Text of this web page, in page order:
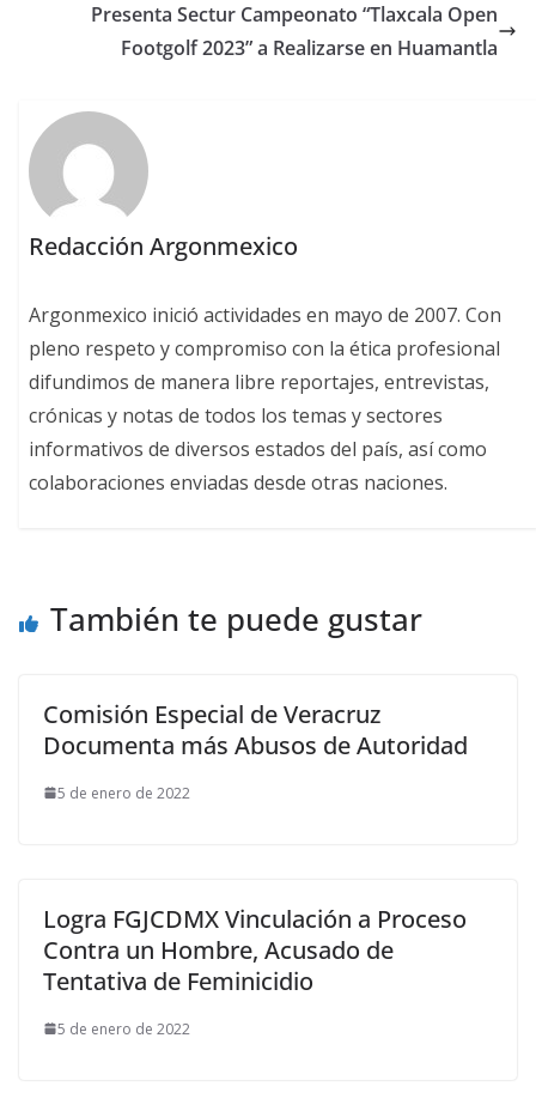
Presenta Sectur Campeonato “Tlaxcala Open
Footgolf 2023” a Realizarse en Huamantla
Redacción Argonmexico
Argonmexico inició actividades en mayo de 2007. Con
pleno respeto y compromiso con la ética profesional
difundimos de manera libre reportajes, entrevistas,
crónicas y notas de todos los temas y sectores
informativos de diversos estados del país, así como
colaboraciones enviadas desde otras naciones.
También te puede gustar
Comisión Especial de Veracruz
Documenta más Abusos de Autoridad
5 de enero de 2022
Logra FGJCDMX Vinculación a Proceso
Contra un Hombre, Acusado de
Tentativa de Feminicidio
5 de enero de 2022